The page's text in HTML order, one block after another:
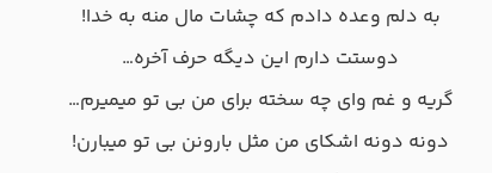
به دلم وعده دادم كه چشات مال منه به خدا!
دوستت دارم این دیگه حرف آخره…
گریه و غم وای چه سخته برای من بی تو میمیرم…
دونه دونه اشكای من مثل بارونن بی تو میبارن!